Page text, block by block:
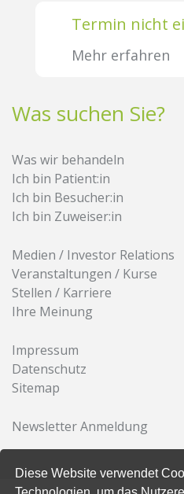
Diese Website verwendet
Termin nicht
Mehr erfahren
Was suchen Sie?
Was wir behandeln
Ich bin Patient:in
Ich bin Besucher:in
Ich bin Zuweiser:in
Medien / Investor Relations
Veranstaltungen / Kurse
Stellen / Karriere
Ihre Meinung
Impressum
Datenschutz
Sitemap
Newsletter Anmeldung